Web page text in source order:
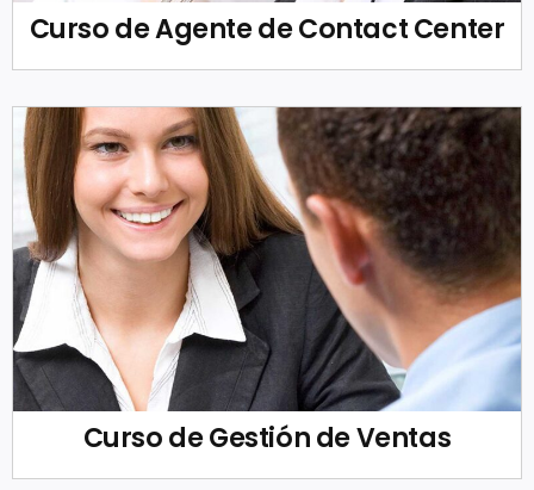
Curso de Agente de Contact Center
Curso de Gestión de Ventas